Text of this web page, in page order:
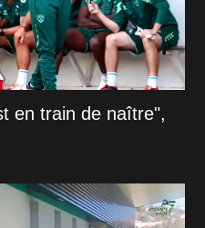
en train de naître",